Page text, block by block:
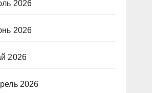
2026
2026
2026
2026